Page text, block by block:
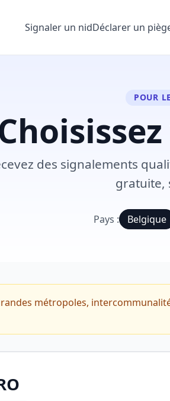
Signaler un nidDéclarer un
POUR
des signalements
gratuite,
Pays : Belgique
métropoles,